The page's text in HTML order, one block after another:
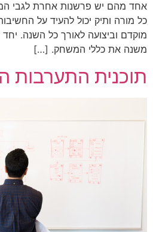
אחד מהם יש פרשנות אחרת לגבי
כל מורה ותיק יכול להעיד על
מוקדם וביצועה לאורך כל השנה.
משנה את כללי המשחק. […]
תוכנית התערבות